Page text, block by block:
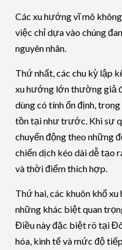
Các xu hướng vĩ mô
việc chỉ dựa vào chúng
nguyên nhân.
Thứ nhất, các chu kỳ lập
xu hướng lớn thường giả
dùng có tính ổn định,
tồn tại như trước. Khi sự
chuyển động theo những
chiến dịch kéo dài dễ tạo
và thời điểm thích hợp.
Thứ hai, các khuôn khổ
những khác biệt quan
Điều này đặc biệt rõ tại
hóa, kinh tế và mức độ